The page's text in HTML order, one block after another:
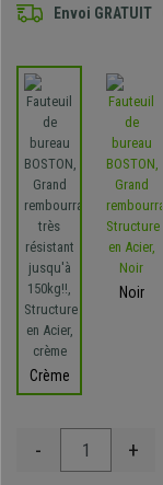
Envoi GRATUIT
Crème
Noir
- +